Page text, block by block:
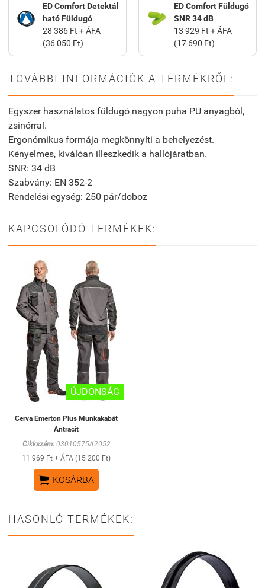
ED Comfort Detektál
ható Füldugó
28 386 Ft + ÁFA
(36 050 Ft)
ED Comfort Füldugó
SNR 34 dB
13 929 Ft + ÁFA
(17 690 Ft)
TOVÁBBI INFORMÁCIÓK A TERMÉKRŐL:
Egyszer használatos füldugó nagyon puha PU anyagból,
zsinórral.
Ergonómikus formája megkönnyíti a behelyezést.
Kényelmes, kiválóan illeszkedik a hallójáratban.
SNR: 34 dB
Szabvány: EN 352-2
Rendelési egység: 250 pár/doboz
KAPCSOLÓDÓ TERMÉKEK:
ÚJDONSÁG
Cerva Emerton Plus Munkakabát
Antracit
Cikkszám:03010575A2052
11 969 Ft + ÁFA (15 200 Ft)
 KOSÁRBA
HASONLÓ TERMÉKEK: